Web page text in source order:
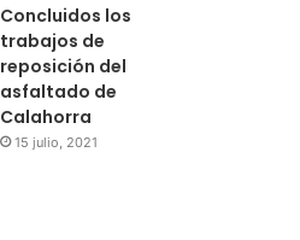
Concluidos los
trabajos de
reposición del
asfaltado de
Calahorra
15 julio, 2021